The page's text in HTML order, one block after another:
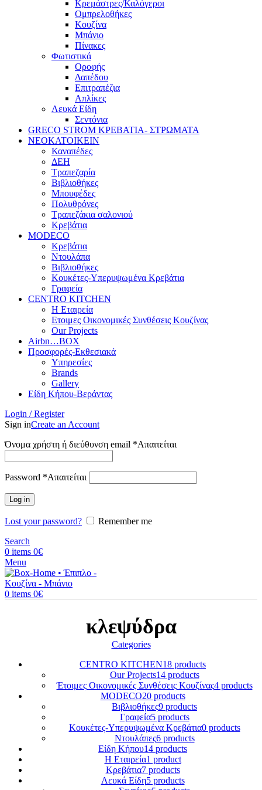
Κρεμάστρες/Καλόγεροι
Ομπρελοθήκες
Κουζίνα
Μπάνιο
Πίνακες
Φωτιστικά
Οροφής
Δαπέδου
Επιτραπέζια
Απλίκες
Λευκά Είδη
Σεντόνια
GRECO STROM ΚΡΕΒΑΤΙΑ- ΣΤΡΩΜΑΤΑ
ΝΕΟΚΑΤΟΙΚΕΙΝ
Καναπέδες
ΔΕΗ
Τραπεζαρία
Βιβλιοθήκες
Μπουφέδες
Πολυθρόνες
Τραπεζάκια σαλονιού
Κρεβάτια
MODECO
Κρεβάτια
Ντουλάπα
Βιβλιοθήκες
Κουκέτες-Υπερυψωμένα Κρεβάτια
Γραφεία
CENTRO KITCHEN
Η Εταιρεία
Ετοιμες Οικονομικές Συνθέσεις Κουζίνας
Our Projects
Airbn…BOX
Προσφορές-Εκθεσιακά
Υπηρεσίες
Brands
Gallery
Είδη Κήπου-Βεράντας
Login / Register
Sign inCreate an Account
Όνομα χρήστη ή διεύθυνση email *Απαιτείται
Password *Απαιτείται
Log in
Lost your password?
Remember me
Search
0 items 0€
Menu
0 items 0€
κλεψύδρα
Categories
CENTRO KITCHEN18 products
Our Projects14 products
Έτοιμες Οικονομικές Συνθέσεις Κουζίνας4 products
MODECO20 products
Βιβλιοθήκες9 products
Γραφεία5 products
Κουκέτες-Υπερυψωμένα Κρεβάτια0 products
Ντουλάπες6 products
Είδη Κήπου14 products
Η Εταιρεία1 product
Κρεβάτια7 products
Λευκά Είδη5 products